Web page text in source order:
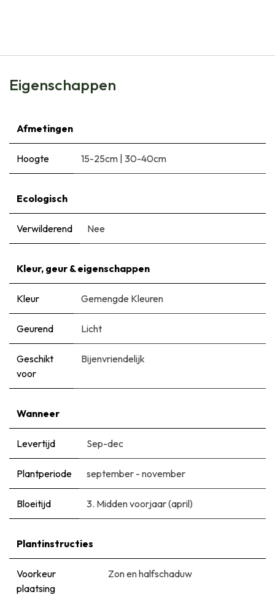
Eigenschappen
Afmetingen
Hoogte 15-25cm | 30-40cm
Ecologisch
Verwilderend Nee
Kleur, geur & eigenschappen
Kleur Gemengde Kleuren
Geurend Licht
Geschikt
voor
Bijenvriendelijk
Wanneer
Levertijd Sep-dec
Plantperiode september - november
Bloeitijd 3. Midden voorjaar (april)
Plantinstructies
Voorkeur
plaatsing
Zon en halfschaduw